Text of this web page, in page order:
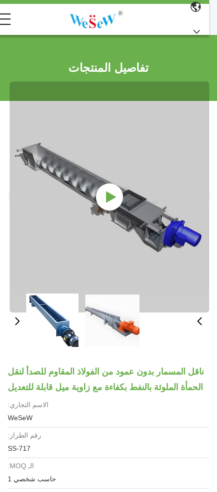
تفاصيل المنتجات
ناقل المسمار بدون عمود من الفولاذ المقاوم للصدأ لنقل
الحمأة الملوثة بالنفط بكفاءة مع زاوية ميل قابلة للتعديل
الاسم التجاري:
WeSeW
رقم الطراز:
SS-717
الـ MOQ:
حاسب شخصي 1